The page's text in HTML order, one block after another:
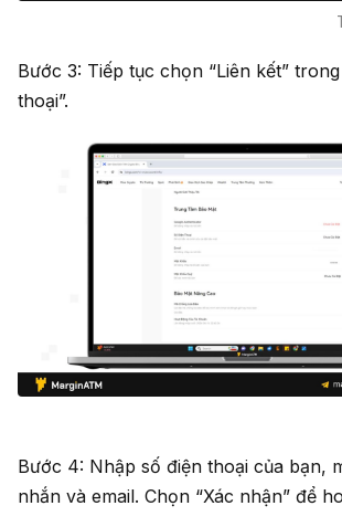
Bước 3: Tiếp tục chọn “Liên kết”
thoại”.
Bước 4: Nhập số điện thoại của bạn,
nhắn và email. Chọn “Xác nhận” để